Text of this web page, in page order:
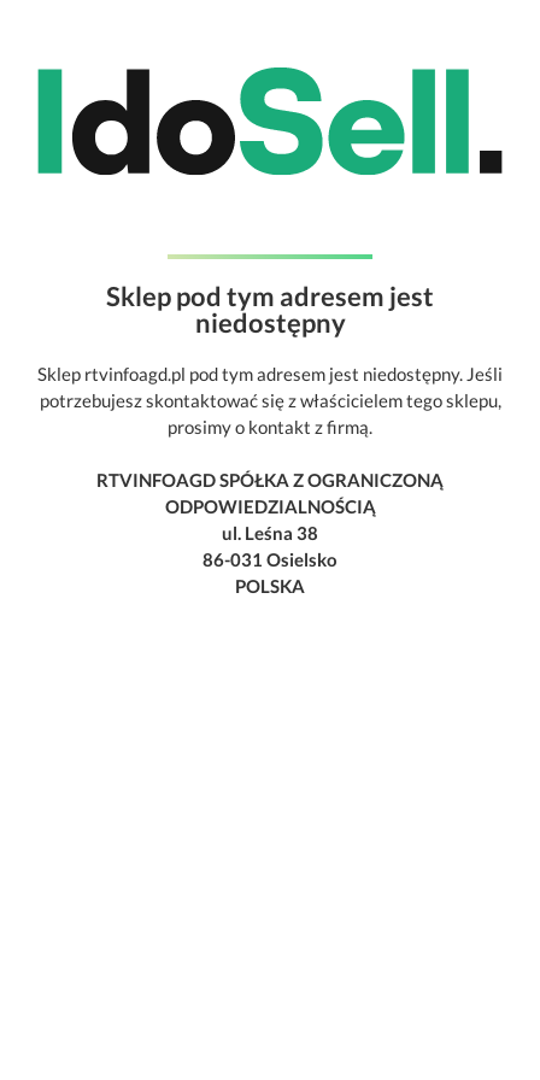
Sklep pod tym adresem jest
niedostępny
Sklep rtvinfoagd.pl pod tym adresem jest niedostępny. Jeśli
potrzebujesz skontaktować się z właścicielem tego sklepu,
prosimy o kontakt z firmą.
RTVINFOAGD SPÓŁKA Z OGRANICZONĄ
ODPOWIEDZIALNOŚCIĄ
ul. Leśna 38
86-031 Osielsko
POLSKA